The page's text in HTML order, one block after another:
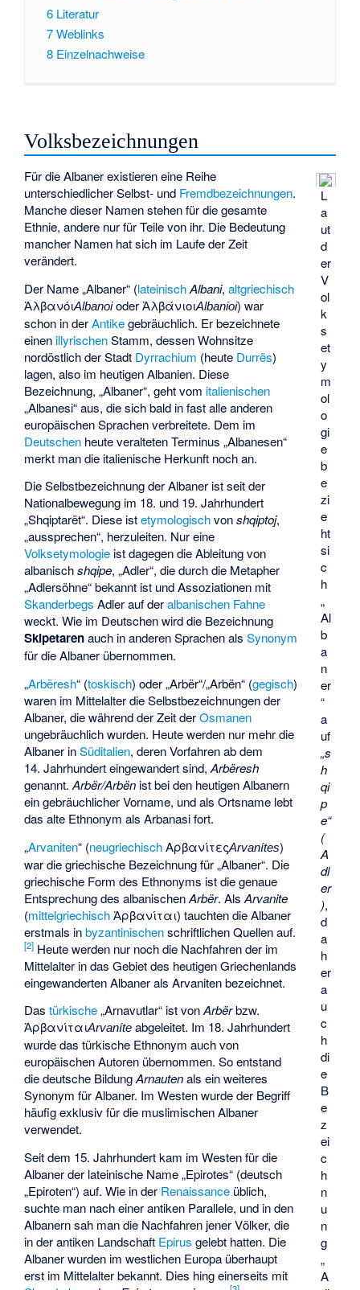
6 Literatur
7Weblinks
8 Einzelnachweise
Volksbezeichnungen
L
a
ut
d
er
V
ol
k
s
et
y
m
ol
o
gi
e
b
e
zi
e
ht
si
c
h
„
Al
b
a
n
er
“
a
uf
„s
h
qi
p
e“
(
A
dl
er
),
d
a
h
er
a
u
c
h
di
e
B
e
z
ei
c
h
n
u
n
g
„
A
Für die Albaner existieren eine Reihe
unterschiedlicher Selbst- und Fremdbezeichnungen.
Manche dieser Namen stehen für die gesamte
Ethnie, andere nur für Teile von ihr. Die Bedeutung
mancher Namen hat sich im Laufe der Zeit
verändert.
Der Name „Albaner“ (lateinisch Albani,altgriechisch
ἈλβανόιAlbanoioderἈλβάνιοιAlbanioi) war
schon in derAntikegebräuchlich. Er bezeichnete
einen illyrischenStamm, dessen Wohnsitze
nordöstlich der Stadt Dyrrachium (heute Durrës)
lagen, also im heutigen Albanien. Diese
Bezeichnung, „Albaner“, geht vom italienischen
„Albanesi“ aus, die sich bald in fast alle anderen
europäischen Sprachen verbreitete. Dem im
Deutschen heute veralteten Terminus „Albanesen“
merkt man die italienische Herkunft noch an.
Die Selbstbezeichnung der Albaner ist seit der
Nationalbewegung im 18. und 19. Jahrhundert
„Shqiptarët“. Diese istetymologischvonshqiptoj,
„aussprechen“, herzuleiten. Nur eine
Volksetymologie ist dagegen die Ableitung von
albanischshqipe, „Adler“, die durch die Metapher
„Adlersöhne“ bekannt ist und Assoziationen mit
Skanderbegs Adler auf deralbanischen Fahne
weckt. Wie im Deutschen wird die Bezeichnung
Skipetarenauch in anderen Sprachen alsSynonym
für die Albaner übernommen.
„Arbëresh“ (toskisch) oder „Arbër“/„Arbën“ (gegisch)
waren im Mittelalter die Selbstbezeichnungen der
Albaner, die während der Zeit derOsmanen
ungebräuchlich wurden. Heute werden nur mehr die
Albaner inSüditalien, deren Vorfahren ab dem
14. Jahrhundert eingewandert sind,Arbëresh
genannt.Arbër/Arbën ist bei den heutigen Albanern
ein gebräuchlicher Vorname, und als Ortsname lebt
das alte Ethnonym alsArbanasifort.
„Arvaniten“ (neugriechisch ΑρβανίτεςArvanítes)
war die griechische Bezeichnung für „Albaner“. Die
griechische Form des Ethnonyms ist die genaue
Entsprechung des albanischenArbër. AlsArvanite
(mittelgriechisch Ἀρβανίται) tauchten die Albaner
erstmals inbyzantinischenschriftlichen Quellen auf.
[2] Heute werden nur noch die Nachfahren der im
Mittelalter in das Gebiet des heutigen Griechenlands
eingewanderten Albaner als Arvaniten bezeichnet.
Dastürkische„Arnavutlar“ ist vonArbërbzw.
ἈρβανίταιArvaníte abgeleitet. Im 18. Jahrhundert
wurde das türkische Ethnonym auch von
europäischen Autoren übernommen. So entstand
die deutsche BildungArnautenals ein weiteres
Synonym für Albaner. Im Westen wurde der Begriff
häufig exklusiv für die muslimischen Albaner
verwendet.
Seit dem 15. Jahrhundert kam im Westen für die
Albaner der lateinische Name „Epirotes“ (deutsch
„Epiroten“) auf. Wie in der Renaissance üblich,
suchte man nach einer antiken Parallele, und in den
Albanern sah man die Nachfahren jener Völker, die
in der antiken Landschaft Epirus gelebt hatten. Die
Albaner wurden im westlichen Europa überhaupt
erst im Mittelalter bekannt. Dies hing einerseits mit